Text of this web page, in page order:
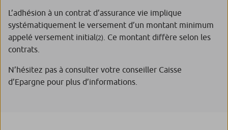
L’adhésion à un contrat d’assurance vie implique
systématiquement le versement d’un montant minimum
appelé versement initial(2) . Ce montant diffère selon les
contrats.
N’hésitez pas à consulter votre conseiller Caisse
d’Epargne pour plus d’informations.